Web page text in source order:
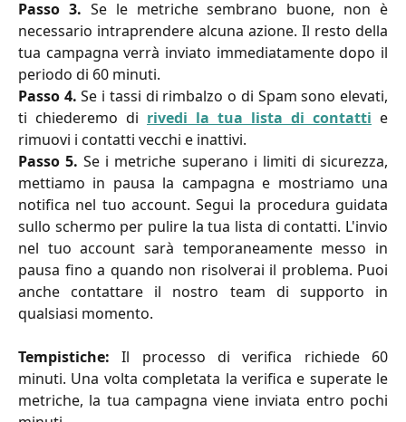
Passo 3. Se le metriche sembrano buone, non è
necessario intraprendere alcuna azione. Il resto della
tua campagna verrà inviato immediatamente dopo il
periodo di 60 minuti.
Passo 4. Se i tassi di rimbalzo o di Spam sono elevati,
ti chiederemo di rivedi la tua lista di contatti e
rimuovi i contatti vecchi e inattivi.
Passo 5. Se i metriche superano i limiti di sicurezza,
mettiamo in pausa la campagna e mostriamo una
notifica nel tuo account. Segui la procedura guidata
sullo schermo per pulire la tua lista di contatti. L'invio
nel tuo account sarà temporaneamente messo in
pausa fino a quando non risolverai il problema. Puoi
anche contattare il nostro team di supporto in
qualsiasi momento.
Tempistiche: Il processo di verifica richiede 60
minuti. Una volta completata la verifica e superate le
metriche, la tua campagna viene inviata entro pochi